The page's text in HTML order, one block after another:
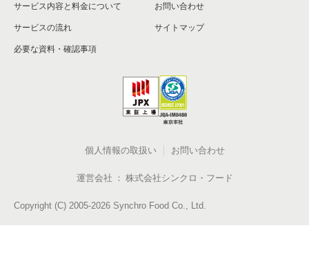
サービス内容と料金について
サービスの流れ
必要な資料・確認事項
お問い合わせ
サイトマップ
個人情報の取扱い お問い合わせ
運営会社 株式会社シンクロ・フード
Copyright (C) 2005-2026 Synchro Food Co., Ltd.